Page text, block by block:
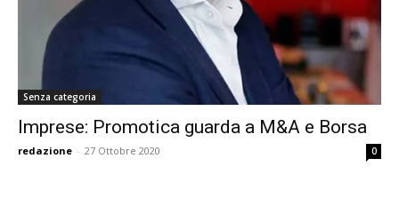
Senza categoria
Imprese: Promotica guarda a M&A e Borsa
redazione - 27 Ottobre 2020 0